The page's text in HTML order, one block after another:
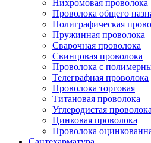
Нихромовая проволока
Проволока общего
Полиграфическая
Пружинная проволока
Сварочная проволока
Свинцовая проволока
Проволока с
Телеграфная проволока
Проволока торговая
Титановая проволока
Углеродистая проволока
Цинковая проволока
Проволока